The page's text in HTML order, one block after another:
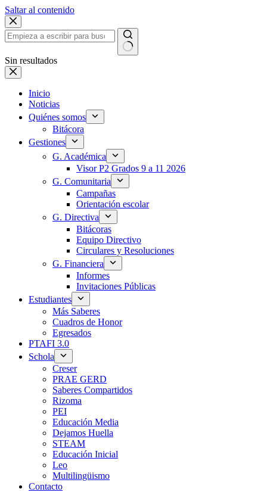
Saltar al contenido
Sin resultados
Inicio
Noticias
Quiénes somos
Bitácora
Gestiones
G. Académica
Visor P2 Grados 9 a 11 2026
G. Comunitaria
Campañas
Orientación escolar
G. Directiva
Bitácoras
Equipo Directivo
Circulares y Resoluciones
G. Financiera
Informes
Invitaciones Públicas
Estudiantes
Más Saberes
Cuadros de Honor
Egresados
PTAFI 3.0
Schola
Creser
PRAE GERD
Saberes Compartidos
Rizoma
PEI
Educación Media
Dejamos Huella
STEAM
Educación Inicial
Leo
Multilingüismo
Contacto